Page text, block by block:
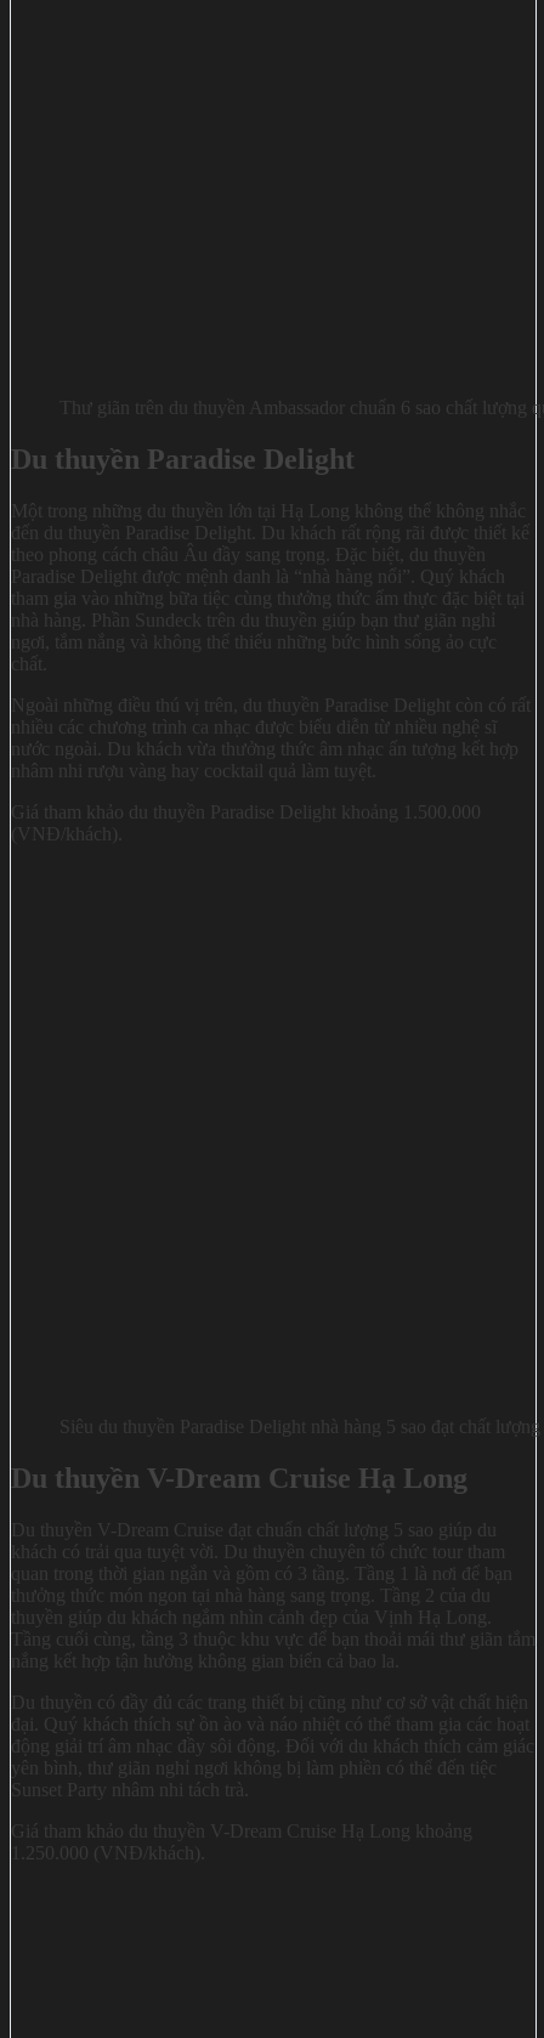
Thư giãn trên du thuyền Ambassador chuẩn 6 sao chất lượng
Du thuyền Paradise Delight
Một trong những du thuyền lớn tại Hạ Long không thể không nhắc
đến du thuyền Paradise Delight. Du khách rất rộng rãi được thiết kế
theo phong cách châu Âu đầy sang trọng. Đặc biệt, du thuyền
Paradise Delight được mệnh danh là “nhà hàng nổi”. Quý khách
tham gia vào những bữa tiệc cùng thưởng thức ẩm thực đặc biệt tại
nhà hàng. Phần Sundeck trên du thuyền giúp bạn thư giãn nghỉ
ngơi, tắm nắng và không thể thiếu những bức hình sống ảo cực
chất.
Ngoài những điều thú vị trên, du thuyền Paradise Delight còn có rất
nhiều các chương trình ca nhạc được biểu diễn từ nhiều nghệ sĩ
nước ngoài. Du khách vừa thưởng thức âm nhạc ấn tượng kết hợp
nhâm nhi rượu vàng hay cocktail quả làm tuyệt.
Giá tham khảo du thuyền Paradise Delight khoảng 1.500.000
(VNĐ/khách).
Siêu du thuyền Paradise Delight nhà hàng 5 sao đạt chất lượng
Du thuyền V-Dream Cruise Hạ Long
Du thuyền V-Dream Cruise đạt chuẩn chất lượng 5 sao giúp du
khách có trải qua tuyệt vời. Du thuyền chuyên tổ chức tour tham
quan trong thời gian ngắn và gồm có 3 tầng. Tầng 1 là nơi để bạn
thưởng thức món ngon tại nhà hàng sang trọng. Tầng 2 của du
thuyền giúp du khách ngắm nhìn cảnh đẹp của Vịnh Hạ Long.
Tầng cuối cùng, tầng 3 thuộc khu vực để bạn thoải mái thư giãn tắm
nắng kết hợp tận hưởng không gian biển cả bao la.
Du thuyền có đầy đủ các trang thiết bị cũng như cơ sở vật chất hiện
đại. Quý khách thích sự ồn ào và náo nhiệt có thể tham gia các hoạt
động giải trí âm nhạc đầy sôi động. Đối với du khách thích cảm giác
yên bình, thư giãn nghỉ ngơi không bị làm phiền có thể đến tiệc
Sunset Party nhâm nhi tách trà.
Giá tham khảo du thuyền V-Dream Cruise Hạ Long khoảng
1.250.000 (VNĐ/khách).